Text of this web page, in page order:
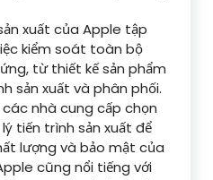
xuất của Apple tập
kiểm soát toàn bộ
từ thiết kế sản phẩm
sản xuất và phân phối.
nhà cung cấp chọn
tiến trình sản xuất để
lượng và bảo mật của
cũng nổi tiếng với